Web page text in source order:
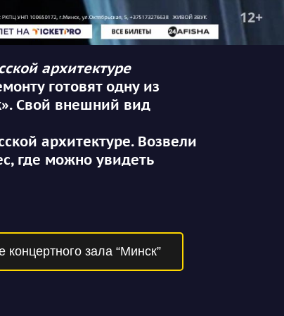
архитектуре
готовят одну из
Свой внешний вид
архитектуре. Возвели
где можно увидеть
зала “Минск”